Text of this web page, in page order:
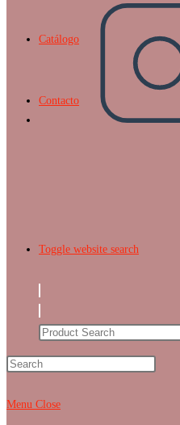
Catálogo
Contacto
Toggle website search
Menu Close